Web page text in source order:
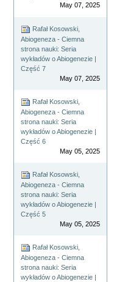
May 07, 2025
Rafał Kosowski,
Abiogeneza - Ciemna
strona nauki: Seria
wykładów o Abiogenezie |
Część 7
May 07, 2025
Rafał Kosowski,
Abiogeneza - Ciemna
strona nauki: Seria
wykładów o Abiogenezie |
Część 6
May 05, 2025
Rafał Kosowski,
Abiogeneza - Ciemna
strona nauki: Seria
wykładów o Abiogenezie |
Część 5
May 05, 2025
Rafał Kosowski,
Abiogeneza - Ciemna
strona nauki: Seria
wykładów o Abiogenezie |